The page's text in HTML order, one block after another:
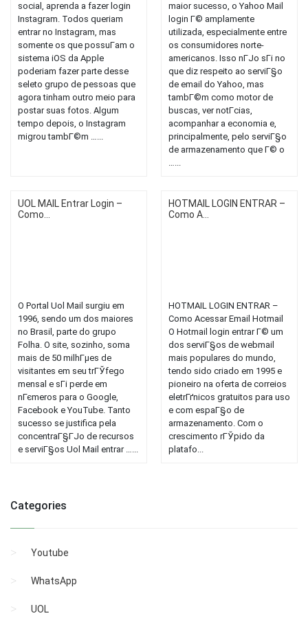
social, aprenda a fazer login
Instagram. Todos queriam
entrar no Instagram, mas
somente os que possuГ­am o
sistema iOS da Apple
poderiam fazer parte desse
seleto grupo de pessoas que
agora tinham outro meio para
postar suas fotos. Algum
tempo depois, o Instagram
migrou tambГ©m …...
maior sucesso, o Yahoo Mail
login Г© amplamente
utilizada, especialmente entre
os consumidores norte-
americanos. Isso nГЈo sГі no
que diz respeito ao serviГ§o
de email do Yahoo, mas
tambГ©m como motor de
buscas, ver notГ­cias,
acompanhar a economia e,
principalmente, pelo serviГ§o
de armazenamento que Г© o
…...
UOL MAIL Entrar Login –
Como...
O Portal Uol Mail surgiu em
1996, sendo um dos maiores
no Brasil, parte do grupo
Folha. O site, sozinho, soma
mais de 50 milhГµes de
visitantes em seu trГЎfego
mensal e sГі perde em
nГєmeros para o Google,
Facebook e YouTube. Tanto
sucesso se justifica pela
concentraГ§ГЈo de recursos
e serviГ§os Uol Mail entrar …...
HOTMAIL LOGIN ENTRAR –
Como A...
HOTMAIL LOGIN ENTRAR –
Como Acessar Email Hotmail
O Hotmail login entrar Г© um
dos serviГ§os de webmail
mais populares do mundo,
tendo sido criado em 1995 e
pioneiro na oferta de correios
eletrГґnicos gratuitos para uso
e com espaГ§o de
armazenamento. Com o
crescimento rГЎpido da
platafo...
Categories
Youtube
WhatsApp
UOL